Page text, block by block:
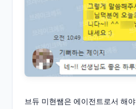
브듀 미현쌤은 에이전트로서 해